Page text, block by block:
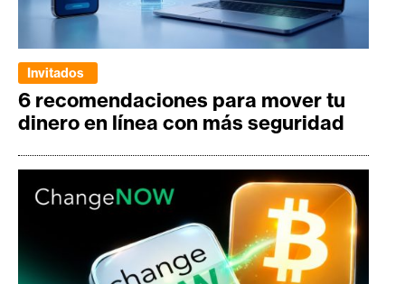
Invitados
6 recomendaciones para mover tu
dinero en línea con más seguridad